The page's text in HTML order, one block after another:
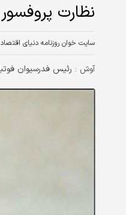
نظارت
سایت خوان روزنامه دنیای اقتصاد
آوش : رئیس فدرسیوان